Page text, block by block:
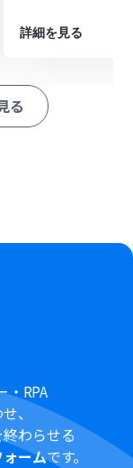
ームから取得した
るかを任意で設定
詳細を見る
る
・RPA
、
わらせる
ームです。